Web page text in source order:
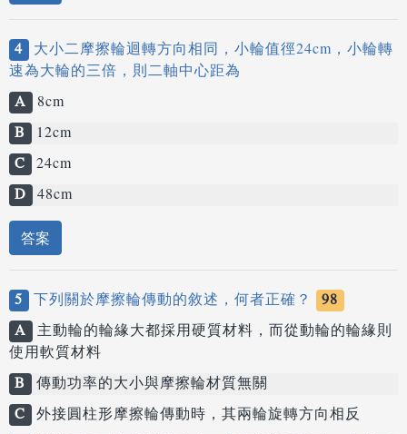
4 大小二摩擦輪迴轉方向相同，小輪值徑24cm，小輪轉
速為大輪的三倍，則二軸中心距為
A 8cm
B
12cm
C 24cm
D 48cm
答案
5 下列關於摩擦輪傳動的敘述，何者正確？
98
A 主動輪的輪緣大都採用硬質材料，而從動輪的輪緣則
使用軟質材料
B 傳動功率的大小與摩擦輪材質無關
C 外接圓柱形摩擦輪傳動時，其兩輪旋轉方向相反